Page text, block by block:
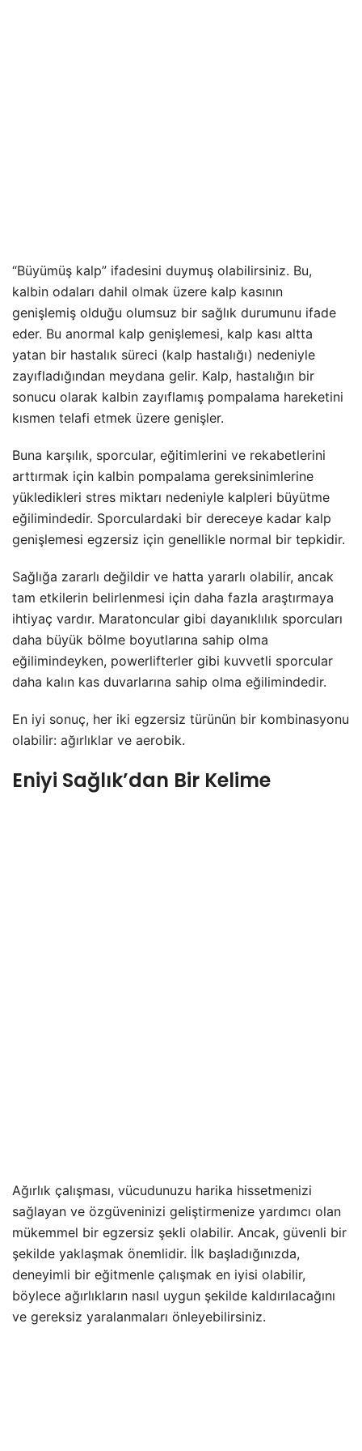
“Büyümüş kalp” ifadesini duymuş olabilirsiniz. Bu,
kalbin odaları dahil olmak üzere kalp kasının
genişlemiş olduğu olumsuz bir sağlık durumunu ifade
eder. Bu anormal kalp genişlemesi, kalp kası altta
yatan bir hastalık süreci (kalp hastalığı) nedeniyle
zayıfladığından meydana gelir. Kalp, hastalığın bir
sonucu olarak kalbin zayıflamış pompalama hareketini
kısmen telafi etmek üzere genişler.
Buna karşılık, sporcular, eğitimlerini ve rekabetlerini
arttırmak için kalbin pompalama gereksinimlerine
yükledikleri stres miktarı nedeniyle kalpleri büyütme
eğilimindedir. Sporculardaki bir dereceye kadar kalp
genişlemesi egzersiz için genellikle normal bir tepkidir.
Sağlığa zararlı değildir ve hatta yararlı olabilir, ancak
tam etkilerin belirlenmesi için daha fazla araştırmaya
ihtiyaç vardır. Maratoncular gibi dayanıklılık sporcuları
daha büyük bölme boyutlarına sahip olma
eğilimindeyken, powerlifterler gibi kuvvetli sporcular
daha kalın kas duvarlarına sahip olma eğilimindedir.
En iyi sonuç, her iki egzersiz türünün bir kombinasyonu
olabilir: ağırlıklar ve aerobik.
Eniyi Sağlık’dan Bir Kelime
Ağırlık çalışması, vücudunuzu harika hissetmenizi
sağlayan ve özgüveninizi geliştirmenize yardımcı olan
mükemmel bir egzersiz şekli olabilir. Ancak, güvenli bir
şekilde yaklaşmak önemlidir. İlk başladığınızda,
deneyimli bir eğitmenle çalışmak en iyisi olabilir,
böylece ağırlıkların nasıl uygun şekilde kaldırılacağını
ve gereksiz yaralanmaları önleyebilirsiniz.